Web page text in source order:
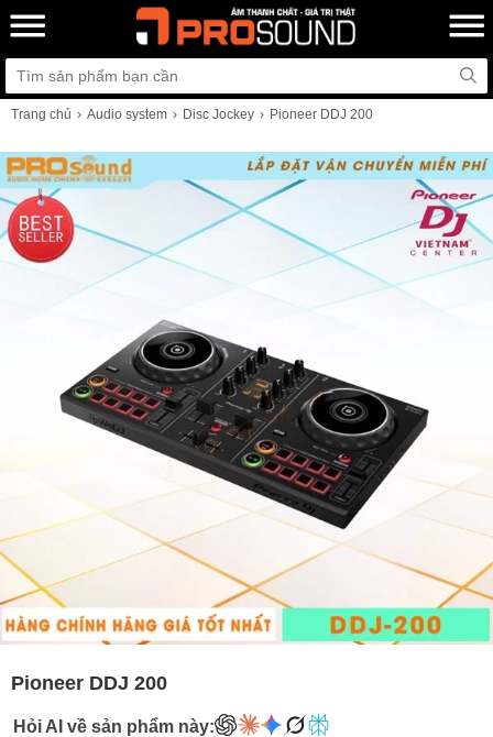
Trang chủ Audio system Disc Jockey Pioneer DDJ 200
Pioneer DDJ 200
Hỏi AI về sản phẩm này: